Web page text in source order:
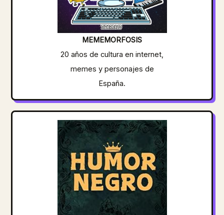
MEMEMORFOSIS
20 años de cultura en internet,
memes y personajes de
España.